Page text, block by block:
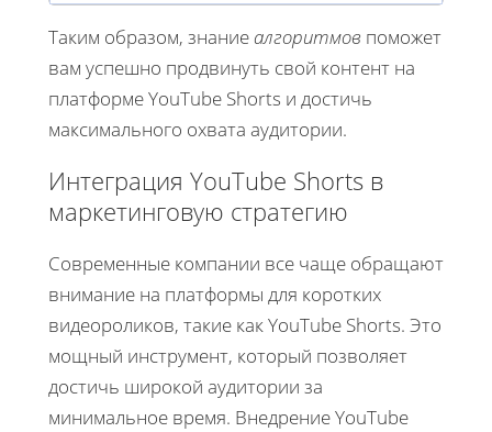
Таким образом, знание алгоритмов поможет
вам успешно продвинуть свой контент на
платформе YouTube Shorts и достичь
максимального охвата аудитории.
Интеграция YouTube Shorts в
маркетинговую стратегию
Современные компании все чаще обращают
внимание на платформы для коротких
видеороликов, такие как YouTube Shorts. Это
мощный инструмент, который позволяет
достичь широкой аудитории за
минимальное время. Внедрение YouTube